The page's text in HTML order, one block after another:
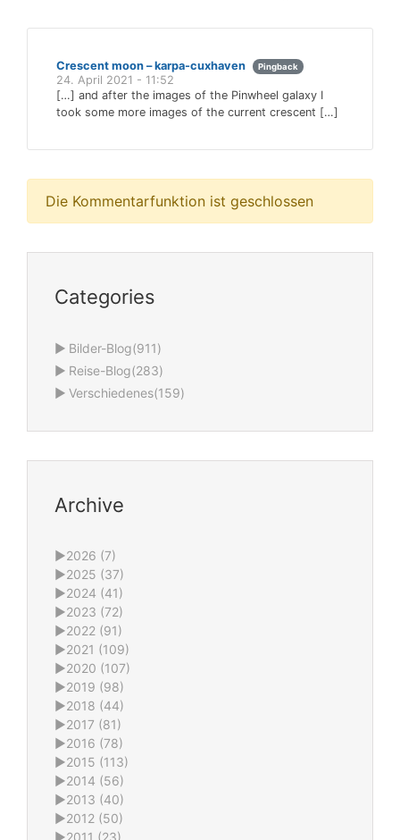
Crescent moon – karpa-cuxhaven Pingback
24. April 2021 - 11:52
[…] and after the images of the Pinwheel galaxy I
took some more images of the current crescent […]
Die Kommentarfunktion ist geschlossen
Categories
► Bilder-Blog(911)
► Reise-Blog(283)
► Verschiedenes(159)
Archive
►2026 (7)
►2025 (37)
►2024 (41)
►2023 (72)
►2022 (91)
►2021 (109)
►2020 (107)
►2019 (98)
►2018 (44)
►2017 (81)
►2016 (78)
►2015 (113)
►2014 (56)
►2013 (40)
►2012 (50)
►2011 (23)